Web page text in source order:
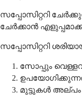
സപ്പോസിറ്ററി
ചേർക്കാൻ
സപ്പോസിറ്ററി
സോപ്പും
മുട്ടുകൾ അല്പം